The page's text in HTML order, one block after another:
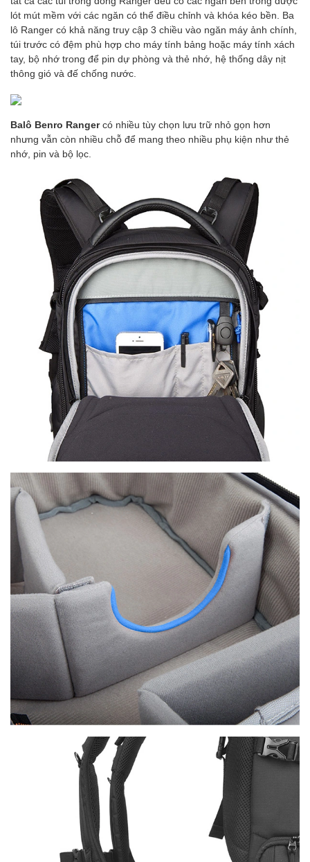
lót mút mềm với các ngăn có thể điều chỉnh và khóa kéo bền. Ba
lô Ranger có khả năng truy cập 3 chiều vào ngăn máy ảnh chính,
túi trước có đệm phù hợp cho máy tính bảng hoặc máy tính xách
tay, bộ nhớ trong để pin dự phòng và thẻ nhớ, hệ thống dây nịt
thông gió và đế chống nước.
Balô Benro Rangercó nhiều tùy chọn lưu trữ nhỏ gọn hơn
nhưng vẫn còn nhiều chỗ để mang theo nhiều phụ kiện như thẻ
nhớ, pin và bộ lọc.